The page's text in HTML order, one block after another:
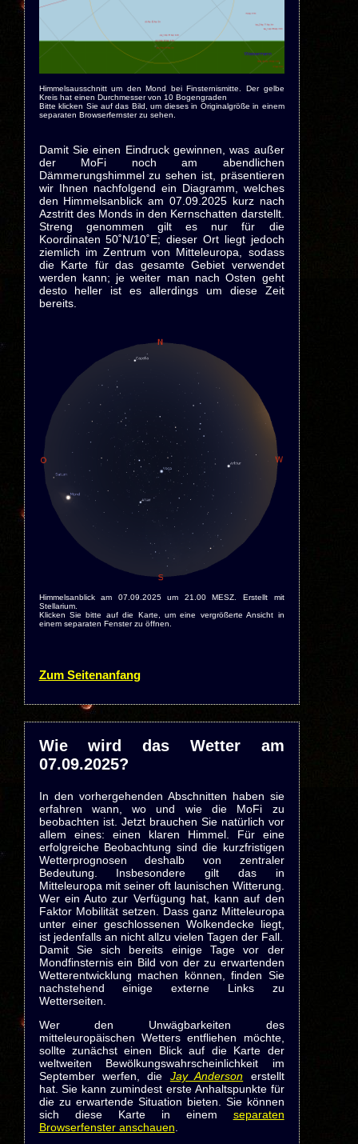
Himmelsausschnitt um den Mond bei Finsternismitte. Der gelbe
Kreis hat einen Durchmesser von 10 Bogengraden
Bitte klicken Sie auf das Bild, um dieses in Originalgröße in einem
separaten Browserfernster zu sehen.
Damit Sie einen Eindruck gewinnen, was außer
der MoFi noch am abendlichen
Dämmerungshimmel zu sehen ist, präsentieren
wir Ihnen nachfolgend ein Diagramm, welches
den Himmelsanblick am 07.09.2025 kurz nach
Azstritt des Monds in den Kernschatten darstellt.
Streng genommen gilt es nur für die
Koordinaten 50˚N/10˚E; dieser Ort liegt jedoch
ziemlich im Zentrum von Mitteleuropa, sodass
die Karte für das gesamte Gebiet verwendet
werden kann; je weiter man nach Osten geht
desto heller ist es allerdings um diese Zeit
bereits.
Himmelsanblick am 07.09.2025 um 21.00 MESZ. Erstellt mit
Stellarium.
Klicken Sie bitte auf die Karte, um eine vergrößerte Ansicht in
einem separaten Fenster zu öffnen.
Zum Seitenanfang
Wie wird das Wetter am
07.09.2025?
In den vorhergehenden Abschnitten haben sie
erfahren wann, wo und wie die MoFi zu
beobachten ist. Jetzt brauchen Sie natürlich vor
allem eines: einen klaren Himmel. Für eine
erfolgreiche Beobachtung sind die kurzfristigen
Wetterprognosen deshalb von zentraler
Bedeutung. Insbesondere gilt das in
Mitteleuropa mit seiner oft launischen Witterung.
Wer ein Auto zur Verfügung hat, kann auf den
Faktor Mobilität setzen. Dass ganz Mitteleuropa
unter einer geschlossenen Wolkendecke liegt,
ist jedenfalls an nicht allzu vielen Tagen der Fall.
Damit Sie sich bereits einige Tage vor der
Mondfinsternis ein Bild von der zu erwartenden
Wetterentwicklung machen können, finden Sie
nachstehend einige externe Links zu
Wetterseiten.
Wer den Unwägbarkeiten des
mitteleuropäischen Wetters entfliehen möchte,
sollte zunächst einen Blick auf die Karte der
weltweiten Bewölkungswahrscheinlichkeit im
September werfen, die Jay Anderson erstellt
hat. Sie kann zumindest erste Anhaltspunkte für
die zu erwartende Situation bieten. Sie können
sich diese Karte in einem separaten
Browserfenster anschauen